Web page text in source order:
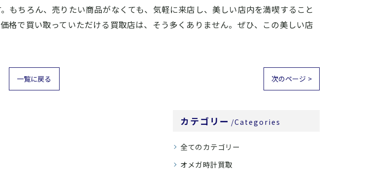
もちろん、売りたい商品がなくても、気軽に来店し、美しい店内を満喫すること
格で買い取っていただける買取店は、そう多くありません。ぜひ、この美しい店
一覧に戻る 次のページ >
カテゴリー Categories
全てのカテゴリー
オメガ時計買取